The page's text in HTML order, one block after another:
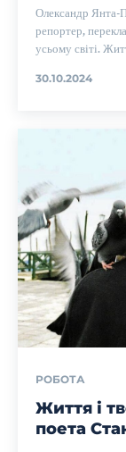
Олександр Янта-
репортер,
усьому світі.
30.10.2024
РОБОТА
Життя і
поета